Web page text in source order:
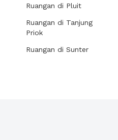
Ruangan di Pluit
Ruangan di Tanjung
Priok
Ruangan di Sunter